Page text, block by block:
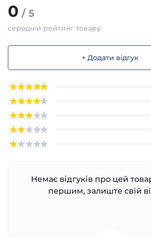
0 / 5
середній рейтинг товару
+ Додати відгук
Немає відгуків про цей
першим, залиште свій